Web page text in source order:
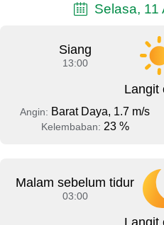
Selasa, 11
Siang
13:00
Langit
Angin: Barat Daya, 1.7 m/s
Kelembaban: 23 %
Malam sebelum tidur
03:00